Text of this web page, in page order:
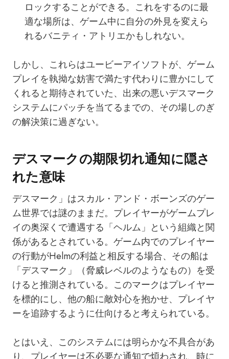
ロックすることができる。これをするのに最
適な場所は、ゲーム中に自分の外見を変えら
れるバニティ・アトリエかもしれない。
しかし、これらはユービーアイソフトが、ゲーム
プレイを執拗な妨害で満たす代わりに豊かにして
くれると期待されていた、出来の悪いデスマーク
システムにパッチを当てるまでの、その場しのぎ
の解決策に過ぎない。
デスマークの期限切れ通知に隠さ
れた意味
デスマーク」はスカル・アンド・ボーンズのゲー
ム世界では謎のままだ。プレイヤーがゲームプレ
イの奥深くで遭遇する「ヘルム」という組織と関
係があるとされている。ゲーム内でのプレイヤー
の行動がHelmの利益と相反する場合、その船は
「デスマーク」（脅威レベルのようなもの）を受
けると推測されている。このマークはプレイヤー
を標的にし、他の船に敵対心を抱かせ、プレイヤ
ーを追跡するように仕向けると考えられている。
とはいえ、このシステムには明らかな不具合があ